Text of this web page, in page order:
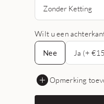
Zonder Ketting
Wilt u een
Nee
Nee
Ja (+
Opmerking